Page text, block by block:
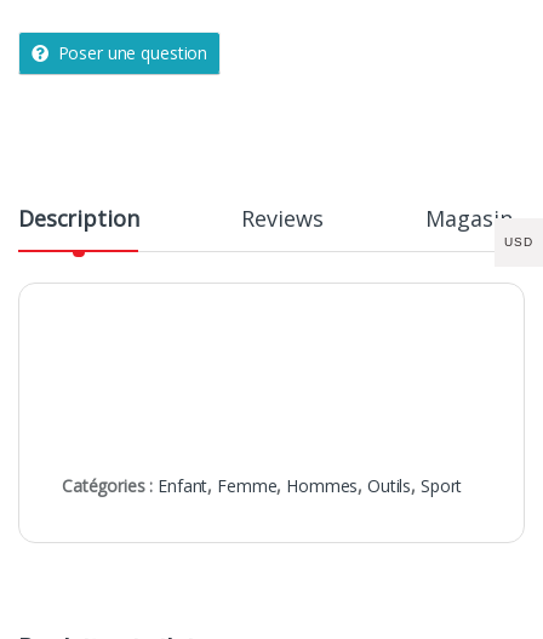
Poser une question
Description Reviews Magasin
Catégories : Enfant, Femme, Hommes,Outils, Sport
USD